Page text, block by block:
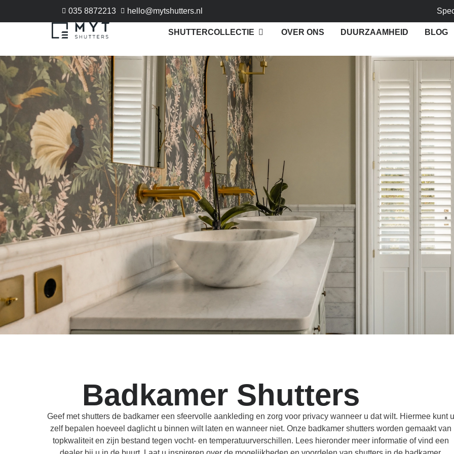
035 8872213 hello@mytshutters.nl
SHUTTERCOLLECTIE OVER ONS DUURZAAMHEID BLOG
Badkamer Shutters
Geef met shutters de badkamer een sfeervolle aankleding en zorg voor privacy wanneer u dat wilt. Hiermee kunt u
zelf bepalen hoeveel daglicht u binnen wilt laten en wanneer niet. Onze badkamer shutters worden gemaakt van
topkwaliteit en zijn bestand tegen vocht- en temperatuurverschillen. Lees hieronder meer informatie of vind een